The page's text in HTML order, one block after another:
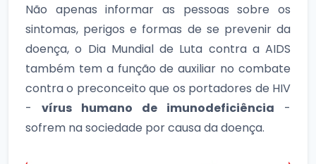
Não apenas informar as pessoas sobre os
sintomas, perigos e formas de se prevenir da
doença, o Dia Mundial de Luta contra a AIDS
também tem a função de auxiliar no combate
contra o preconceito que os portadores de HIV
- vírus humano de imunodeficiência -
sofrem na sociedade por causa da doença.